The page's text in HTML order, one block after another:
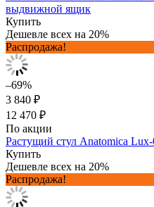
выдвижной ящик
Купить
Дешевле всех на 20%
Распродажа!
–69%
3 840 ₽
12 470 ₽
По акции
Растущий стул Anatomica Lux-
Купить
Дешевле всех на 20%
Распродажа!